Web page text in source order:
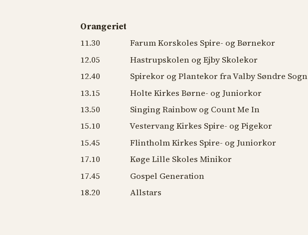
Orangeriet
11.30 Farum Korskoles Spire- og Børnekor
12.05 Hastrupskolen og Ejby Skolekor
12.40 Spirekor og Plantekor fra Valby Søndre Sogn
13.15 Holte Kirkes Børne- og Juniorkor
13.50 Singing Rainbow og Count Me In
15.10 Vestervang Kirkes Spire- og Pigekor
15.45 Flintholm Kirkes Spire- og Juniorkor
17.10 Køge Lille Skoles Minikor
17.45 Gospel Generation
18.20 Allstars